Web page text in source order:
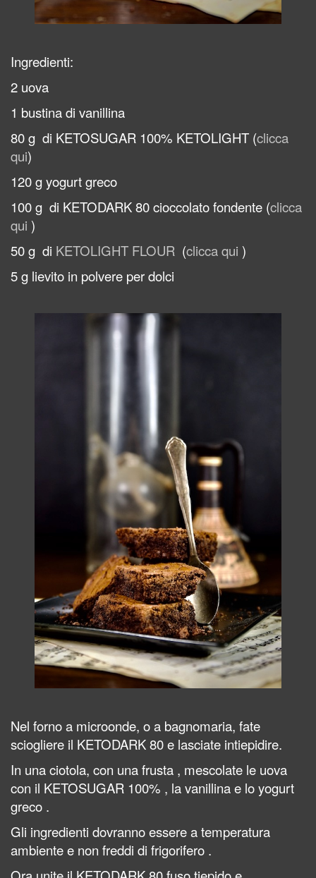
Ingredienti:
2 uova
1 bustina di vanillina
80 g di KETOSUGAR 100% KETOLIGHT (clicca
qui)
120 g yogurt greco
100 g di KETODARK 80 cioccolato fondente (clicca
qui )
50 g di KETOLIGHT FLOUR (clicca qui )
5 g lievito in polvere per dolci
Nel forno a microonde, o a bagnomaria, fate
sciogliere il KETODARK 80 e lasciate intiepidire.
In una ciotola, con una frusta , mescolate le uova
con il KETOSUGAR 100% , la vanillina e lo yogurt
greco .
Gli ingredienti dovranno essere a temperatura
ambiente e non freddi di frigorifero .